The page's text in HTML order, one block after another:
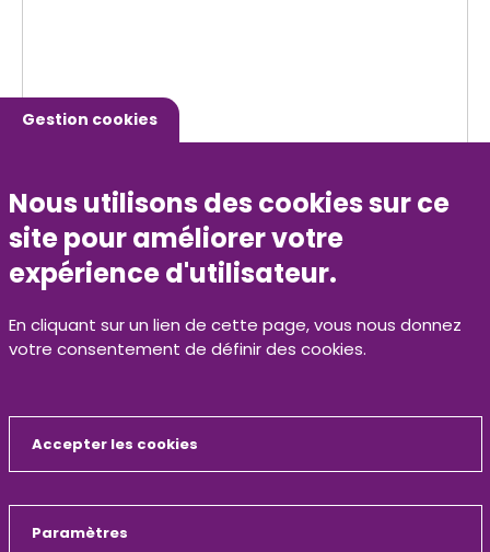
ZE La Braconne
Gestion cookies
Nous utilisons des cookies sur ce
site pour améliorer votre
expérience d'utilisateur.
En cliquant sur un lien de cette page, vous nous donnez
votre consentement de définir des cookies.
Accepter les cookies
Masquer
Paramètres